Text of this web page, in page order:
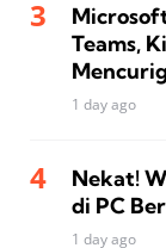
Teams,
1 day ago
Nekat!
di PC
1 day ago